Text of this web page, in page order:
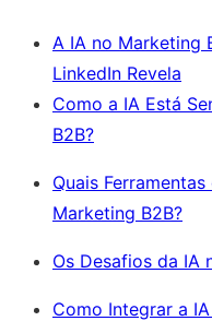
A IA no Marketing
LinkedIn Revela
Como a IA Está
B2B?
Quais
Marketing B2B?
Os Desafios da IA
Como Integrar a